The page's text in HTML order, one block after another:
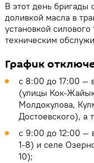
В этот день бригады
доливкой масла в
установкой
техническим
График
с 8:00 до 17:00 —
(улицы Кок-
Молдокулова,
Достоевского), а
с 9:00 до 12:00
1-8) и селе
10);